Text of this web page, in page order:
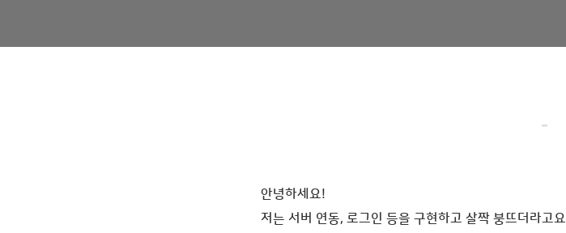
-
안녕하세요!
저는 서버 연동, 로그인 등을 구현하고 살짝 붕뜨더라고요